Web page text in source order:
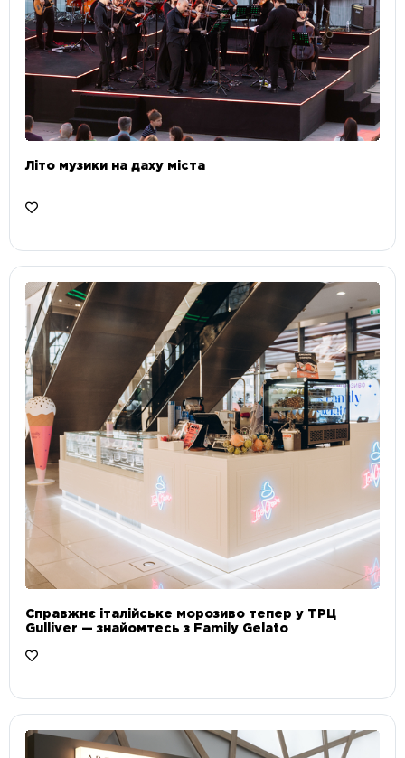
Літо музики на даху міста
Справжнє італійське морозиво тепер у ТРЦ
Gulliver — знайомтесь з Family Gelato